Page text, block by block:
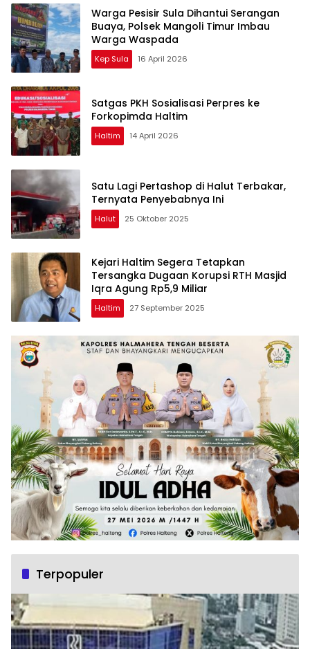
Warga Pesisir Sula Dihantui Serangan
Buaya, Polsek Mangoli Timur Imbau
Warga Waspada
Kep Sula 16 April 2026
Satgas PKH Sosialisasi Perpres ke
Forkopimda Haltim
Haltim 14 April 2026
Satu Lagi Pertashop di Halut Terbakar,
Ternyata Penyebabnya Ini
Halut 25 Oktober 2025
Kejari Haltim Segera Tetapkan
Tersangka Dugaan Korupsi RTH Masjid
Iqra Agung Rp5,9 Miliar
Haltim 27 September 2025
Terpopuler